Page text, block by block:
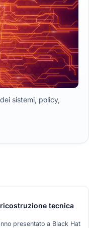
sistemi, policy,
tecnica
presentato a Black Hat